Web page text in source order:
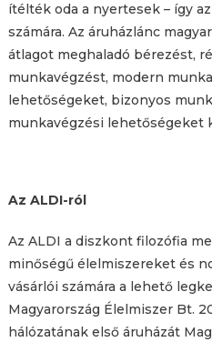
ítélték oda a nyertesek – így
számára. Az áruházlánc
átlagot meghaladó bérezést,
munkavégzést, modern
lehetőségeket, bizonyos
munkavégzési lehetőségeket
Az ALDI-ról
Az ALDI a diszkont filozófia
minőségű élelmiszereket és
vásárlói számára a lehető
Magyarország Élelmiszer Bt.
hálózatának első áruházát